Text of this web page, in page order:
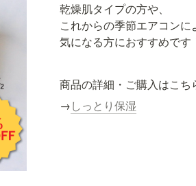
乾燥肌タイプの方や、
これからの季節エアコン
気になる方におすすめです
商品の詳細・ご購入はこち
→しっとり保湿